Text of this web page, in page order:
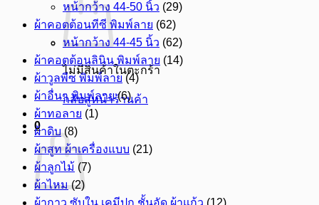
ไม่มีสินค้าในตะกร้า
กลับสู่หน้าร้านค้า
0
หน้ากว้าง 44-50 นิ้ว (29)
ผ้าคอตต้อนทีซี พิมพ์ลาย (62)
หน้ากว้าง 44-45 นิ้ว (62)
ผ้าคอตต้อนลินิน พิมพ์ลาย (14)
ผ้าวูลพีซ พิมพ์ลาย (4)
ผ้าอื่นๆ พิมพ์ลาย (6)
ผ้าทอลาย (1)
ผ้าดิบ (8)
ผ้าสูท ผ้าเครื่องแบบ (21)
ผ้าลูกไม้ (7)
ผ้าไหม (2)
ผ้ากาว ซับใน เคมีปก ชั้นอัด ผ้าแก้ว (12)